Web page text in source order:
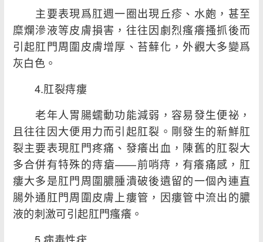
主要表現爲肛週一圈出現丘疹、水皰，甚至
糜爛滲液等皮膚損害，往往因劇烈瘙癢搔抓後而
引起肛門周圍皮膚增厚、苔蘚化，外觀大多變爲
灰白色。
4.肛裂痔瘻
老年人胃腸蠕動功能減弱，容易發生便祕，
且往往因大便用力而引起肛裂。剛發生的新鮮肛
裂主要表現肛門疼痛、發癢出血，陳舊的肛裂大
多合併有特殊的痔瘡——前哨痔，有癢痛感，肛
瘻大多是肛門周圍膿腫潰破後遺留的一個內連直
腸外通肛門周圍皮膚上瘻管，因瘻管中流出的膿
液的刺激可引起肛門瘙癢。